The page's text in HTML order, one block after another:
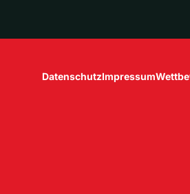
DatenschutzImpressum